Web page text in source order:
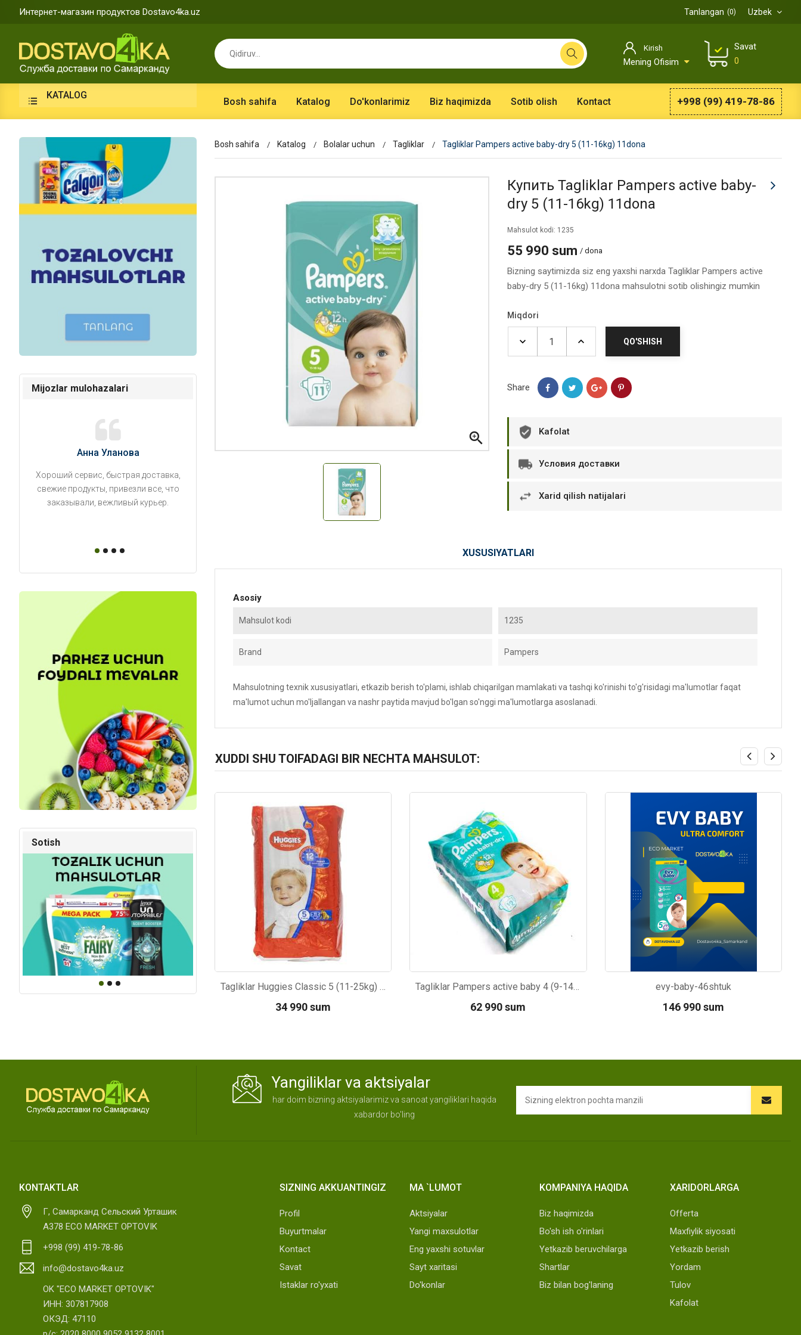
Интернет-магазин продуктов Dostavo4ka.uz Uzbek
Tanlangan 0
Kirish
Mening Ofisim
Savat
0
KATALOG
Bosh sahifa Katalog Do'konlarimiz Biz haqimizda Sotib olish Kontact +998 (99) 419-78-86
Mijozlar mulohazalari
Анна Уланова
Хороший сервис, быстрая доставка,
свежие продукты, привезли все, что
заказывали, вежливый курьер.
Александр П. Ольга Кузяева
Лежу в больнице, сделала заказ, все
привезли раньше назначенного
времени. Курьер Анвар, спасибо ему!
максимально быстро. Покупал мясо
Sotish
Bosh sahifa Katalog Bolalar uchun Tagliklar Tagliklar Pampers active baby-dry 5 (11-16kg) 11dona

Купить Tagliklar Pampers active baby-
dry 5 (11-16kg) 11dona
Mahsulot kodi: 1235
55 990 sum / dona
Bizning saytimizda siz eng yaxshi narxda Tagliklar Pampers active
baby-dry 5 (11-16kg) 11dona mahsulotni sotib olishingiz mumkin
Miqdori
QO'SHISH
Share
Kafolat
Условия доставки
Xarid qilish natijalari
XUSUSIYATLARI
Asosiy
Mahsulot kodi 1235
Brand Pampers
Mahsulotning texnik xususiyatlari, etkazib berish to'plami, ishlab chiqarilgan mamlakati va tashqi ko'rinishi to'g'risidagi ma'lumotlar faqat
ma'lumot uchun mo'ljallangan va nashr paytida mavjud bo'lgan so'nggi ma'lumotlarga asoslanadi.
XUDDI SHU TOIFADAGI BIR NECHTA MAHSULOT:
Kod: 2391
Tagliklar Huggies Classic 5 (11-25kg) 11dona
34 990 sum
Kod: 5811
Tagliklar Pampers active baby 4 (9-14kg) 12dona
62 990 sum
evy-baby-46shtuk
146 990 sum
Yangiliklar va aktsiyalar
har doim bizning aktsiyalarimiz va sanoat yangiliklari haqida
xabardor bo'ling
KONTAKTLAR
Г, Самарканд Сельский Урташик
А378 ECO MARKET OPTOVIK
+998 (99) 419-78-86
info@dostavo4ka.uz
OK "ECO MARKET OPTOVIK"
ИНН: 307817908
ОКЭД: 47110
SIZNING AKKUANTINGIZ
Profil
Buyurtmalar
Kontact
Savat
Istaklar ro'yxati
MA `LUMOT
Aktsiyalar
Yangi maxsulotlar
Eng yaxshi sotuvlar
Sayt xaritasi
Do'konlar
KOMPANIYA HAQIDA
Biz haqimizda
Bo'sh ish o'rinlari
Yetkazib beruvchilarga
Shartlar
Biz bilan bog'laning
XARIDORLARGA
Offerta
Maxfiylik siyosati
Yetkazib berish
Yordam
Tulov
Kafolat